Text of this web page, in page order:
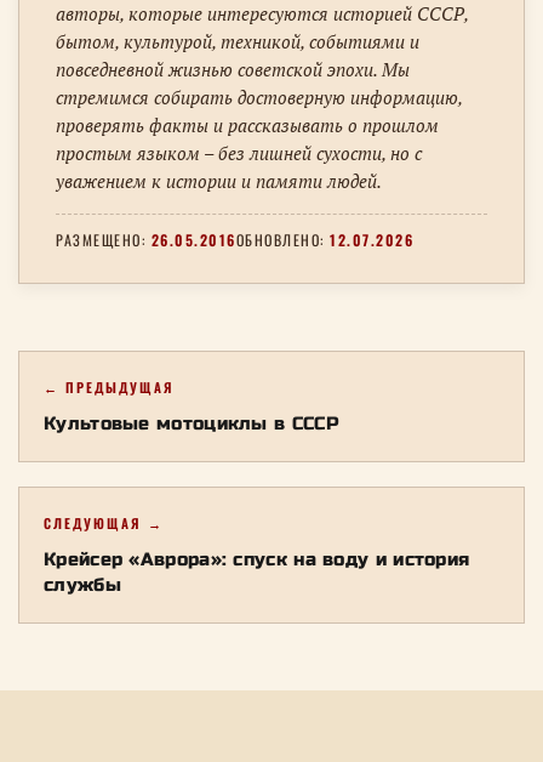
авторы, которые интересуются историей СССР,
бытом, культурой, техникой, событиями и
повседневной жизнью советской эпохи. Мы
стремимся собирать достоверную информацию,
проверять факты и рассказывать о прошлом
простым языком – без лишней сухости, но с
уважением к истории и памяти людей.
РАЗМЕЩЕНО: 26.05.2016ОБНОВЛЕНО: 12.07.2026
← ПРЕДЫДУЩАЯ
Культовые мотоциклы в СССР
СЛЕДУЮЩАЯ →
Крейсер «Аврора»: спуск на воду и история
службы